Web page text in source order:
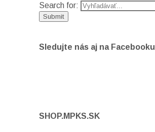
Search for:
Sledujte nás aj na Facebooku
SHOP.MPKS.SK